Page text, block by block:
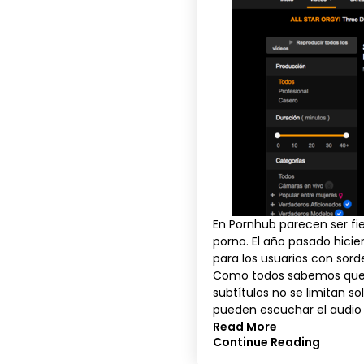
En Pornhub parecen ser
porno. El año pasado
para los usuarios con
Como todos sabemos
subtítulos no se limitan
pueden escuchar el
Read More
Continue Reading